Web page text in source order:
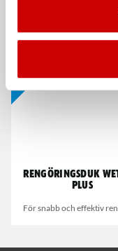
Rengöringsduk
Plus
För snabb och effektiv